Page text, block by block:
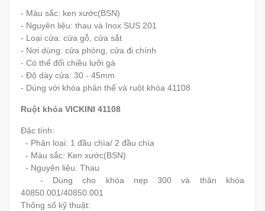
- Màu sắc: ken xước(BSN)
- Nguyên liệu: thau và Inox SUS 201
- Loại cửa: cửa gỗ, cửa sắt
- Nơi dùng: cửa phòng, cửa đi chính
- Có thể đổi chiều lưỡi gà
- Độ dày cửa: 30 - 45mm
- Dùng với khóa phân thể và ruột khóa 41108
Ruột khóa VICKINI 41108
Đặc tính:
- Phân loại: 1 đầu chìa/ 2 đầu chìa
- Màu sắc: Ken xước(BSN)
- Nguyên liệu: Thau
- Dùng cho khóa nẹp 300 và thân khóa
40850.001/40850.001
Thông số kỹ thuật: